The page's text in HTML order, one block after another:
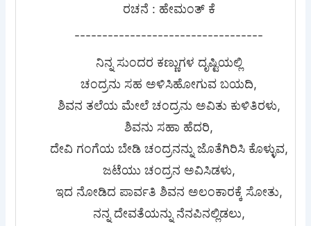
ರಚನೆ : ಹೇಮಂತ್ ಕೆ
----------------------------------
ನಿನ್ನ ಸುಂದರ ಕಣ್ಣುಗಳ ದೃಷ್ಟಿಯಲ್ಲಿ
ಚಂದ್ರನು ಸಹ ಅಳಿಸಿಹೋಗುವ ಬಯದಿ,
ಶಿವನ ತಲೆಯ ಮೇಲೆ ಚಂದ್ರನು ಅವಿತು ಕುಳಿತಿರಳು,
ಶಿವನು ಸಹಾ ಹೆದರಿ,
ದೇವಿ ಗಂಗೆಯ ಬೇಡಿ ಚಂದ್ರನನ್ನು ಜೊತೆಗಿರಿಸಿ ಕೊಳ್ಳುವ,
ಜಟೆಯು ಚಂದ್ರನ ಅವಿಸಿಡಳು,
ಇದ ನೋಡಿದ ಪಾರ್ವತಿ ಶಿವನ ಅಲಂಕಾರಕ್ಕೆ ಸೋತು,
ನನ್ನ ದೇವತೆಯನ್ನು ನೆನಪಿನಲ್ಲಿಡಲು,